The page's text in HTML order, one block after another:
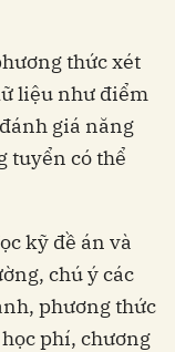
thức xét
liệu như điểm
giá năng
tuyển có thể
kỹ đề án và
chú ý các
phương thức
phí, chương